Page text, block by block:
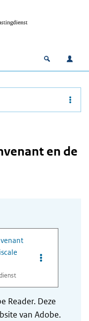
Open
en de
Opties van
Reader. Deze
van Adobe.